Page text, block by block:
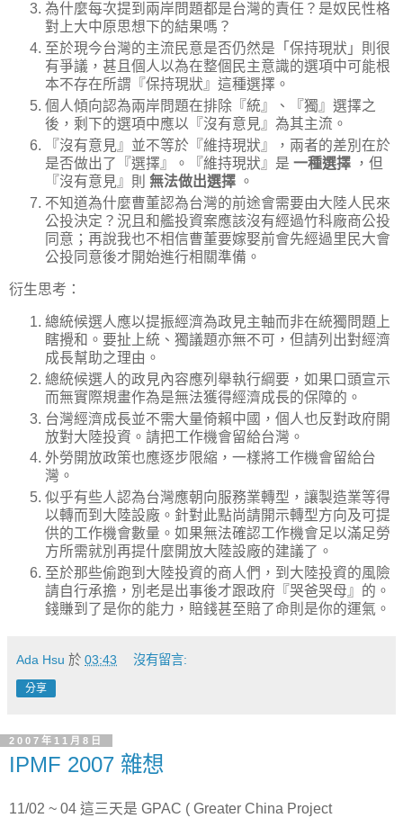
為什麼每次提到兩岸問題都是台灣的責任？是奴民性格
對上大中原思想下的結果嗎？
至於現今台灣的主流民意是否仍然是「保持現狀」則很
有爭議，甚且個人以為在整個民主意識的選項中可能根
本不存在所謂『保持現狀』這種選擇。
個人傾向認為兩岸問題在排除『統』、『獨』選擇之
後，剩下的選項中應以『沒有意見』為其主流。
『沒有意見』並不等於『維持現狀』，兩者的差別在於
是否做出了『選擇』。『維持現狀』是 一種選擇 ，但
『沒有意見』則 無法做出選擇 。
不知道為什麼曹董認為台灣的前途會需要由大陸人民來
公投決定？況且和艦投資案應該沒有經過竹科廠商公投
同意；再說我也不相信曹董要嫁娶前會先經過里民大會
公投同意後才開始進行相關準備。
衍生思考：
總統候選人應以提振經濟為政見主軸而非在統獨問題上
瞎攪和。要扯上統、獨議題亦無不可，但請列出對經濟
成長幫助之理由。
總統候選人的政見內容應列舉執行綱要，如果口頭宣示
而無實際規畫作為是無法獲得經濟成長的保障的。
台灣經濟成長並不需大量倚賴中國，個人也反對政府開
放對大陸投資。請把工作機會留給台灣。
外勞開放政策也應逐步限縮，一樣將工作機會留給台
灣。
似乎有些人認為台灣應朝向服務業轉型，讓製造業等得
以轉而到大陸設廠。針對此點尚請開示轉型方向及可提
供的工作機會數量。如果無法確認工作機會足以滿足勞
方所需就別再提什麼開放大陸設廠的建議了。
至於那些偷跑到大陸投資的商人們，到大陸投資的風險
請自行承擔，別老是出事後才跟政府『哭爸哭母』的。
錢賺到了是你的能力，賠錢甚至賠了命則是你的運氣。
Ada Hsu 於 03:43 沒有留言:
分享
2007年11月8日
IPMF 2007 雜想
11/02 ~ 04 這三天是 GPAC ( Greater China Project